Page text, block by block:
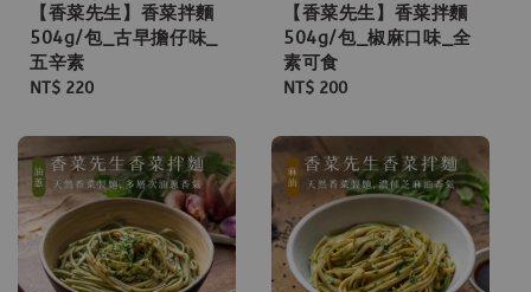
【香菜先生】香菜拌麵
504g/包_古早擔仔味_
五辛素
Regular
NT$ 220
【香菜先生】香菜拌麵
504g/包_椒麻口味_全
素可食
Regular
NT$ 200